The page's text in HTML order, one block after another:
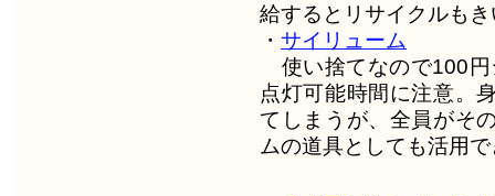
給するとリサイクルも
・ サイリューム
使い捨てなので100円
点灯可能時間に注意。
てしまうが、全員がそ
ムの道具としても活用